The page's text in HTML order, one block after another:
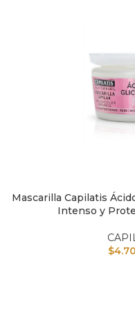
AÑADIR AL CARRITO
Mascarilla Capilatis
Intenso y
$